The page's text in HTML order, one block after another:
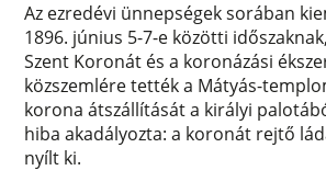
Az ezredévi ünnepségek sorában
1896. június 5-7-e közötti
Szent Koronát és a koronázási
közszemlére tették a Mátyás-
korona átszállítását a királyi
hiba akadályozta: a koronát rejtő
nyílt ki.